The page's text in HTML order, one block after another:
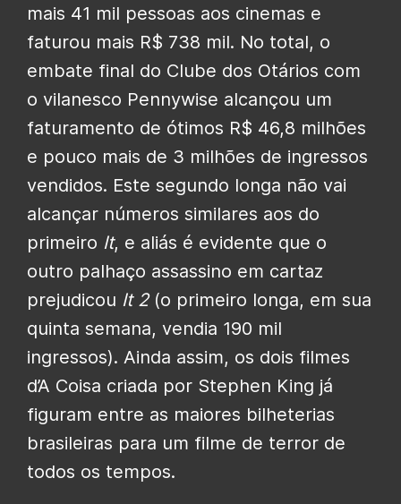
mais 41 mil pessoas aos cinemas e
faturou mais R$ 738 mil. No total, o
embate final do Clube dos Otários com
o vilanesco Pennywise alcançou um
faturamento de ótimos R$ 46,8 milhões
e pouco mais de 3 milhões de ingressos
vendidos. Este segundo longa não vai
alcançar números similares aos do
primeiro It, e aliás é evidente que o
outro palhaço assassino em cartaz
prejudicou It 2(o primeiro longa, em sua
quinta semana, vendia 190 mil
ingressos). Ainda assim, os dois filmes
d’A Coisa criada por Stephen King já
figuram entre as maiores bilheterias
brasileiras para um filme de terror de
todos os tempos.